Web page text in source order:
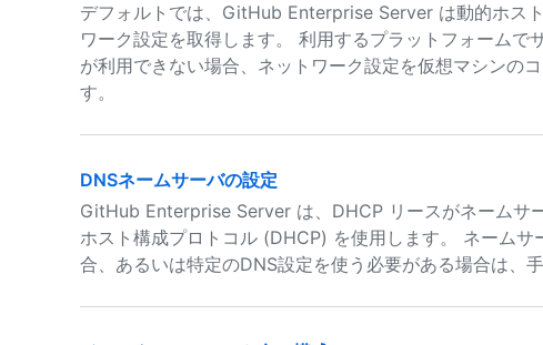
デフォルトでは、GitHub Enterprise Server は動的ホス
ワーク設定を取得します。 利用するプラットフォームで
が利用できない場合、ネットワーク設定を仮想マシンの
す。
DNSネームサーバの設定
GitHub Enterprise Server は、DHCP リースがネームサ
ホスト構成プロトコル (DHCP) を使用します。 ネーム
合、あるいは特定のDNS設定を使う必要がある場合は、